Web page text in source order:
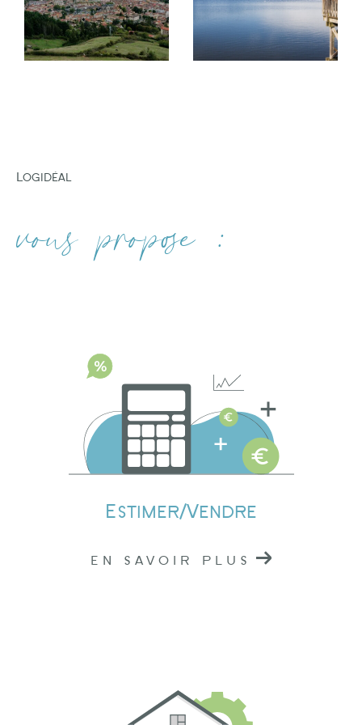
gestion locativeprofessionnelle.
Nous mettons également à votre disposition
Si vous recherchez à faire estimer votre bien
SUR-TURDINE. vous pouvez compter sur notre
Estimation immobilière à Tarare
Estimation immobilière à Lamure-sur-Azergues
Nos professionnels connaissent parfaitement le
marché local, ce qui nous permet de vous
votre bien. Que vous envisagiez de vendre ou
Amplepuis et Lamure-sur-
Logidéal
vous propose :
Estimer/Vendre
EN SAVOIR PLUS
FILTRER PAR